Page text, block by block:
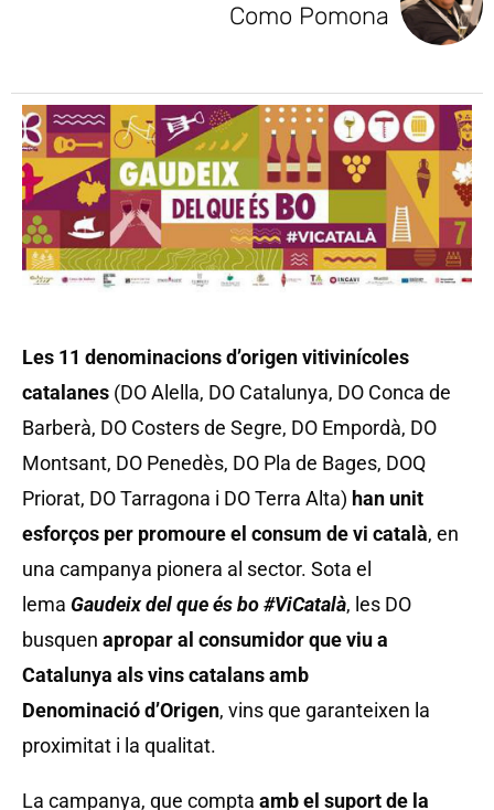
Como Pomona
Les 11 denominacions d’origen vitivinícoles
catalanes (DO Alella, DO Catalunya, DO Conca de
Barberà, DO Costers de Segre, DO Empordà, DO
Montsant, DO Penedès, DO Pla de Bages, DOQ
Priorat, DO Tarragona i DO Terra Alta) han unit
esforços per promoure el consum de vi catal à, en
una campanya pionera al sector. Sota el
lema Gaudeix del queés bo #ViCatalà, les DO
busquen apropar al consumidor que viu a
Catalunya als vins catalans amb
Denominació d’Origen, vins que garanteixen la
proximitat i la qualitat.
La campanya, que compta amb el suport de la